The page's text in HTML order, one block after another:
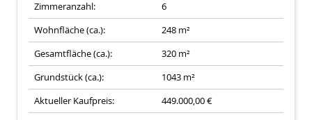
Zimmeranzahl:
6
Wohnfläche (ca.):
248 m²
Gesamtfläche (ca.):
320 m²
Grundstück (ca.):
1043 m²
Aktueller Kaufpreis:
449.000,00 €